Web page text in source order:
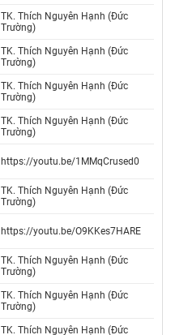
TK. Thích Nguyên Hạnh (Đức
Trường)
TK. Thích Nguyên Hạnh (Đức
Trường)
TK. Thích Nguyên Hạnh (Đức
Trường)
TK. Thích Nguyên Hạnh (Đức
Trường)
https://youtu.be/1MMqCrused0
TK. Thích Nguyên Hạnh (Đức
Trường)
https://youtu.be/O9KKes7HARE
TK. Thích Nguyên Hạnh (Đức
Trường)
TK. Thích Nguyên Hạnh (Đức
Trường)
TK. Thích Nguyên Hạnh (Đức